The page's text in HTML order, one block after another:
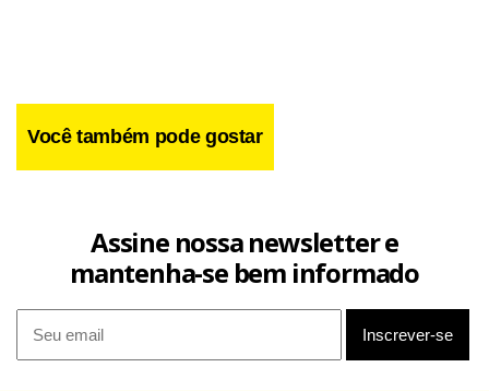
Você também pode gostar
Assine nossa newsletter e
mantenha-se bem informado